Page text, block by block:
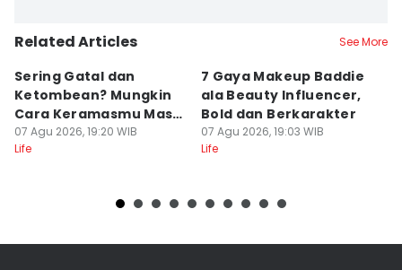
Related Articles See More
Sering Gatal dan
Ketombean? Mungkin
Cara Keramasmu Masih
Keliru
07 Agu 2026, 19:20 WIB
Life
7 Gaya Makeup Baddie
ala Beauty Influencer,
Bold dan Berkarakter
07 Agu 2026, 19:03 WIB
Life